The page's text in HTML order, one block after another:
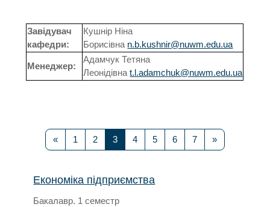
Завідувач
кафедри:
Кушнір Ніна
Борисівна n.b.kushnir@nuwm.edu.ua
Менеджер:
Адамчук Тетяна
Леонідівнаt.l.adamchuk@nuwm.edu.ua
«Попередня сторінка
1 Сторінка 1
2Сторінка 2
3Сторінка 3
4Сторінка 4
5Сторінка 5
6Сторінка 6
7Сторінка 7
»Наступна
Економіка підприємства
Бакалавр. 1 семестр